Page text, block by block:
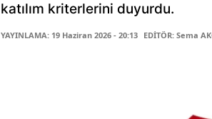
katılım kriterlerini duyurdu.
YAYINLAMA: 19 Haziran 2026 - 20:13 EDİTÖR: Sema